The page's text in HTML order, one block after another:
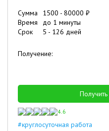
Сумма 1500 - 80000 ₽
Время
до 1 минуты
Срок
5 - 126 дней
Получение:
4.6
#круглосуточная работа